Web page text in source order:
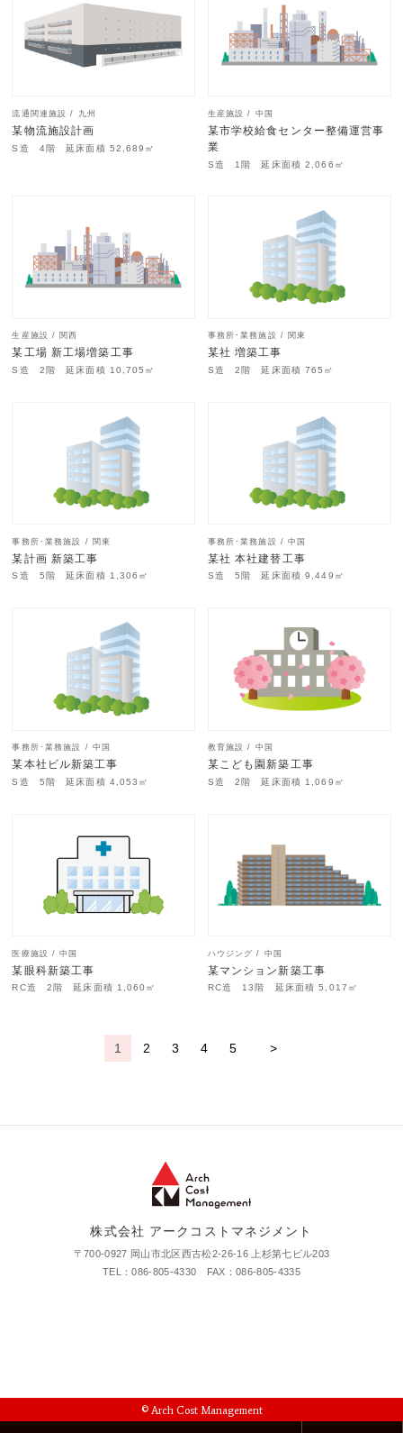
流通関連施設 / 九州
某物流施設計画
S造 4階 延床面積 52,689㎡
生産施設 / 中国
某市学校給食センター整備運営事
業
S造 1階 延床面積 2,066㎡
生産施設 / 関西
某工場 新工場増築工事
S造 2階 延床面積 10,705㎡
事務所･業務施設 / 関東
某社 増築工事
S造 2階 延床面積 765㎡
事務所･業務施設 / 関東
某計画 新築工事
S造 5階 延床面積 1,306㎡
事務所･業務施設 / 中国
某社 本社建替工事
S造 5階 延床面積 9,449㎡
事務所･業務施設 / 中国
某本社ビル新築工事
S造 5階 延床面積 4,053㎡
教育施設 / 中国
某こども園新築工事
S造 2階 延床面積 1,069㎡
医療施設 / 中国
某眼科新築工事
RC造 2階 延床面積 1,060㎡
ハウジング / 中国
某マンション新築工事
RC造 13階 延床面積 5,017㎡
1 2 3 4 5 >
株式会社 アークコストマネジメント
〒700-0927 岡山市北区西古松2-26-16 上杉第七ビル203
TEL：086-805-4330 FAX：086-805-4335
© Arch Cost Management